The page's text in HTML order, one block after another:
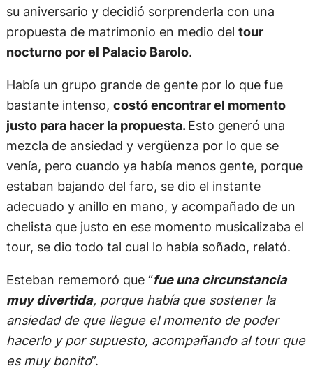
su aniversario y decidió sorprenderla con una
propuesta de matrimonio en medio del tour
nocturno por el Palacio Barolo.
Había un grupo grande de gente por lo que fue
bastante intenso, costó encontrar el momento
justo para hacer la propuesta.Esto generó una
mezcla de ansiedad y vergüenza por lo que se
venía, pero cuando ya había menos gente, porque
estaban bajando del faro, se dio el instante
adecuado y anillo en mano, y acompañado de un
chelista que justo en ese momento musicalizaba el
tour, se dio todo tal cual lo había soñado, relató.
Esteban rememoró que “fue una circunstancia
muy divertida, porque había que sostener la
ansiedad de que llegue el momento de poder
hacerlo y por supuesto, acompañando al tour que
es muy bonito”.